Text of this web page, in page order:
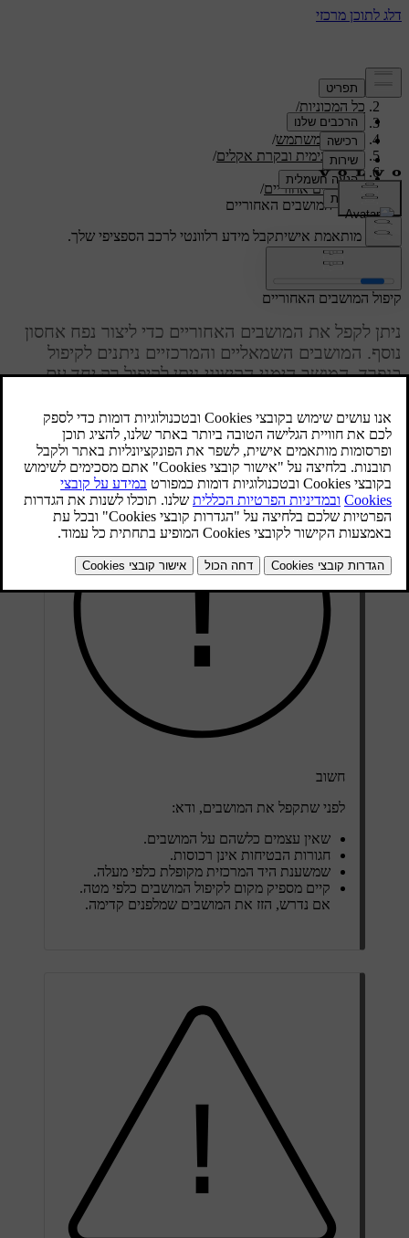
תמיכה/
כל המכוניות/
ES90 2027
/
מדריך למשתמש/
נוחות פנימית ובקרת אקלים/
מושבים/
מושבים אחוריים/
קיפול המושבים האחוריים
תמיכה מותאמת אישיתקבל מידע רלוונטי לרכב הספציפי שלך.
מעודכן 30.03.2026
קיפול המושבים האחוריים
ניתן לקפל את המושבים האחוריים כדי ליצור נפח אחסון
נוסף. המושבים השמאליים והמרכזיים ניתנים לקיפול
בנפרד. המושב הימני הקיצוני ניתן לקיפול רק יחד עם
חשוב
לפני שתקפל את המושבים, ודא:
שאין עצמים כלשהם על המושבים.
חגורות הבטיחות אינן רכוסות.
שמשענת היד המרכזית מקופלת כלפי מעלה.
קיים מספיק מקום לקיפול המושבים כלפי מטה.
אם נדרש, הזז את המושבים שמלפנים קדימה.